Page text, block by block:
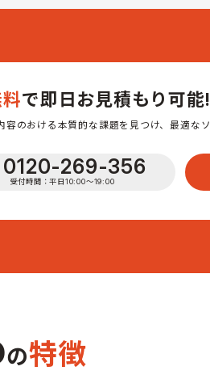
で即日お見積もり可能!
容のおける本質的な課題を見つけ、最適な
0120-269-356
受付時間：平日10:00〜19:00
の特徴